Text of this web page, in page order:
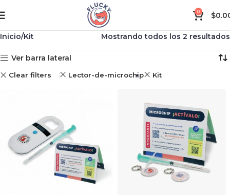
0 $
Inicio Kit Mostrando todos los 2 resultados
Ver barra lateral
Clear filters Lector-de-microchip Kit